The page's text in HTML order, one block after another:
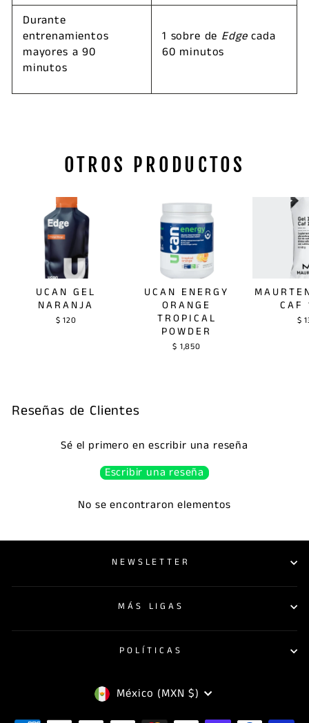
Durante
entrenamientos
mayores a 90
minutos
1 sobre de Edgecada
60 minutos
OTROS PRODUCTOS
UCAN GEL
NARANJA
$ 120
UCAN ENERGY
ORANGE
TROPICAL
POWDER
$ 1,850
CAF
$
Reseñas de Clientes
Sé el primero en escribir una reseña
Escribir una reseña
No se encontraron elementos
NEWSLETTER
MÁS LIGAS
POLÍTICAS
MONEDA
México (MXN $)